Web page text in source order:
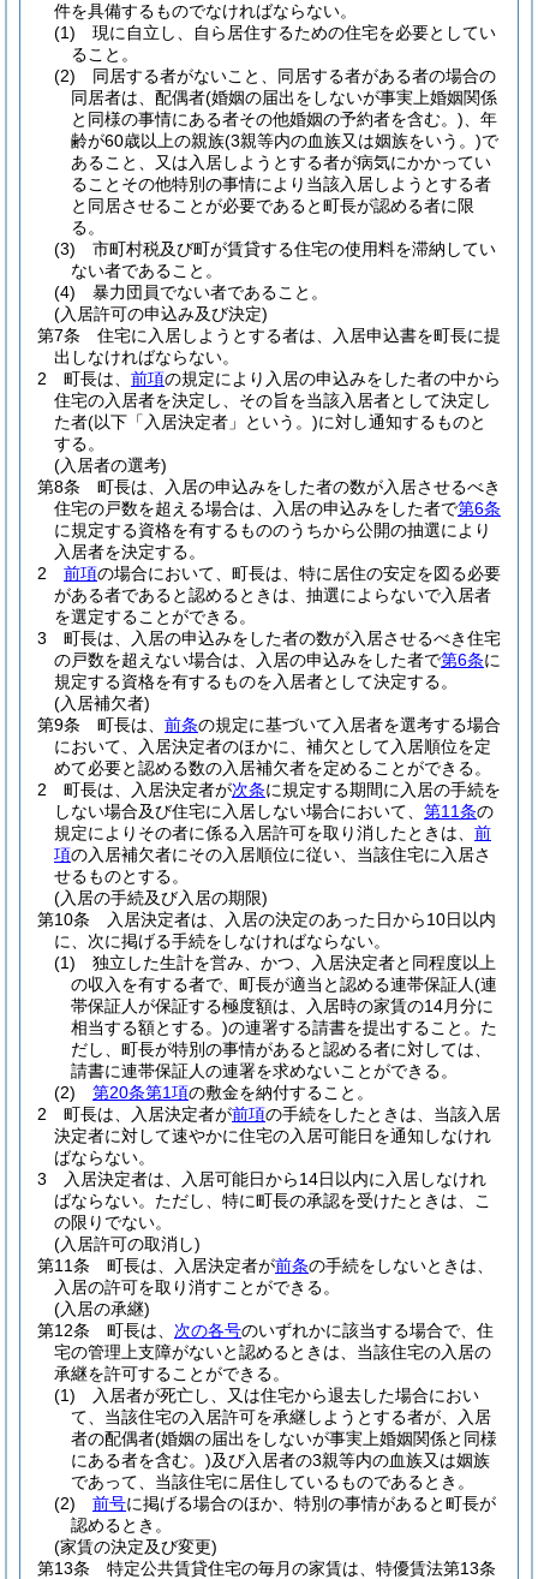
件を具備するものでなければならない。
(1)
現に自立し、自ら居住するための住宅を必要としてい
ること。
(2)
同居する者がないこと、同居する者がある者の場合の
同居者は、配偶者(婚姻の届出をしないが事実上婚姻関係
と同様の事情にある者その他婚姻の予約者を含む。) 、年
齢が60歳以上の親族(3親等内の血族又は姻族をいう。)で
あること、又は入居しようとする者が病気にかかってい
ることその他特別の事情により当該入居しようとする者
と同居させることが必要であると町長が認める者に限
る。
(3)
市町村税及び町が賃貸する住宅の使用料を滞納してい
ない者であること。
(4)
暴力団員でない者であること。
(入居許可の申込み及び決定)
第7条
住宅に入居しようとする者は、入居申込書を町長に提
出しなければならない。
2
町長は、 前項の規定により入居の申込みをした者の中から
住宅の入居者を決定し、その旨を当該入居者として決定し
た者(以下「入居決定者」という。)に対し通知するものと
する。
(入居者の選考)
第8条
町長は、入居の申込みをした者の数が入居させるべき
住宅の戸数を超える場合は、入居の申込みをした者で第6条
に規定する資格を有するもののうちから公開の抽選により
入居者を決定する。
2
前項の場合において、町長は、特に居住の安定を図る必要
がある者であると認めるときは、抽選によらないで入居者
を選定することができる。
3
町長は、入居の申込みをした者の数が入居させるべき住宅
の戸数を超えない場合は、入居の申込みをした者で第6条に
規定する資格を有するものを入居者として決定する。
(入居補欠者)
第9条
町長は、 前条の規定に基づいて入居者を選考する場合
において、入居決定者のほかに、補欠として入居順位を定
めて必要と認める数の入居補欠者を定めることができる。
2
町長は、入居決定者が次条に規定する期間に入居の手続を
しない場合及び住宅に入居しない場合において、 第11条の
規定によりその者に係る入居許可を取り消したときは、 前
項の入居補欠者にその入居順位に従い、当該住宅に入居さ
せるものとする。
(入居の手続及び入居の期限)
第10条
入居決定者は、入居の決定のあった日から10日以内
に、次に掲げる手続をしなければならない。
(1)
独立した生計を営み、かつ、入居決定者と同程度以上
の収入を有する者で、町長が適当と認める連帯保証人(連
帯保証人が保証する極度額は、入居時の家賃の14月分に
相当する額とする。)の連署する請書を提出すること。 た
だし、町長が特別の事情があると認める者に対しては、
請書に連帯保証人の連署を求めないことができる。
(2)
第20条第1項の敷金を納付すること。
2
町長は、入居決定者が前項の手続をしたときは、当該入居
決定者に対して速やかに住宅の入居可能日を通知しなけれ
ばならない。
3
入居決定者は、入居可能日から14日以内に入居しなけれ
ばならない。 ただし、特に町長の承認を受けたときは、こ
の限りでない。
(入居許可の取消し)
第11条
町長は、入居決定者が前条の手続をしないときは、
入居の許可を取り消すことができる。
(入居の承継)
第12条
町長は、 次の各号のいずれかに該当する場合で、住
宅の管理上支障がないと認めるときは、当該住宅の入居の
承継を許可することができる。
(1)
入居者が死亡し、又は住宅から退去した場合におい
て、当該住宅の入居許可を承継しようとする者が、入居
者の配偶者(婚姻の届出をしないが事実上婚姻関係と同様
にある者を含む。)及び入居者の3親等内の血族又は姻族
であって、当該住宅に居住しているものであるとき。
(2)
前号に掲げる場合のほか、特別の事情があると町長が
認めるとき。
(家賃の決定及び変更)
第13条
特定公共賃貸住宅の毎月の家賃は、特優賃法第13条